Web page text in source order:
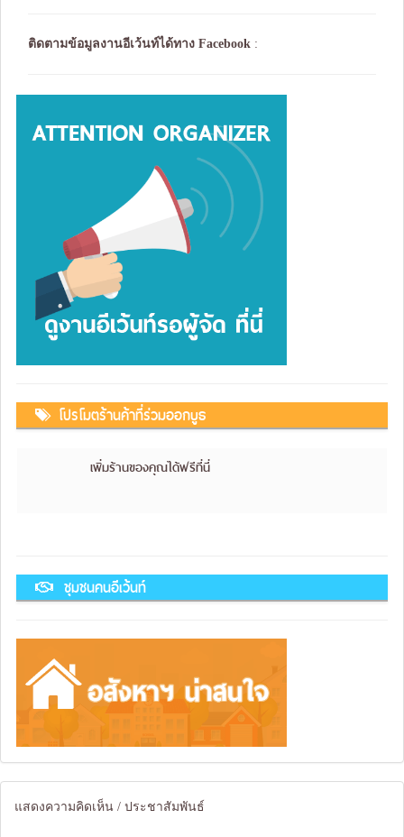
ติดตามข้อมูลงานอีเว้นท์ได้ทาง Facebook :
โปรโมตร้านค้าที่ร่วมออกบูธ
เพิ่มร้านของคุณได้ฟรีที่นี่
ชุมชนคนอีเว้นท์
แสดงความคิดเห็น / ประชาสัมพันธ์